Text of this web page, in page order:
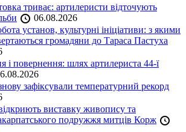
триває: артилеристи відточують
06.08.2026
установ, культурні ініціативи: з якими
громадяни до Тараса Пастуха
і повернення: шлях артилериста 44-ї
зафіксували температурний рекорд
виставку живопису та
подружжя митців Корж